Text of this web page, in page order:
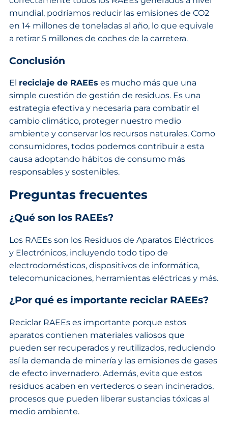
mundial, podríamos reducir las emisiones de CO2
en 14 millones de toneladas al año, lo que equivale
a retirar 5 millones de coches de la carretera.
Conclusión
El reciclaje de RAEEs es mucho más que una
simple cuestión de gestión de residuos. Es una
estrategia efectiva y necesaria para combatir el
cambio climático, proteger nuestro medio
ambiente y conservar los recursos naturales. Como
consumidores, todos podemos contribuir a esta
causa adoptando hábitos de consumo más
responsables y sostenibles.
Preguntas frecuentes
¿Qué son los RAEEs?
Los RAEEs son los Residuos de Aparatos Eléctricos
y Electrónicos, incluyendo todo tipo de
electrodomésticos, dispositivos de informática,
telecomunicaciones, herramientas eléctricas y más.
¿Por qué es importante reciclar RAEEs?
Reciclar RAEEs es importante porque estos
aparatos contienen materiales valiosos que
pueden ser recuperados y reutilizados, reduciendo
así la demanda de minería y las emisiones de gases
de efecto invernadero. Además, evita que estos
residuos acaben en vertederos o sean incinerados,
procesos que pueden liberar sustancias tóxicas al
medio ambiente.